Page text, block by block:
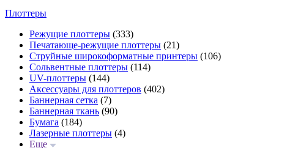
Плоттеры
Режущие плоттеры (333)
Печатающе-режущие плоттеры (21)
Струйные широкоформатные принтеры (106)
Сольвентные плоттеры (114)
UV-плоттеры (144)
Аксессуары для плоттеров (402)
Баннерная сетка (7)
Баннерная ткань (90)
Бумага (184)
Лазерные плоттеры (4)
Еще